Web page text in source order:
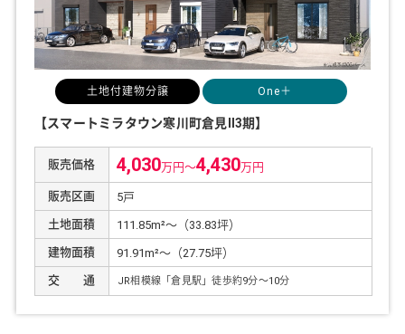
土地付建物分譲 One＋
【スマートミラタウン寒川町倉見Ⅱ3期】
販売価格 4,030万円～4,430万円
販売区画 5戸
土地面積 111.85m²～（33.83坪）
建物面積 91.91m²～（27.75坪）
交 通 JR相模線「倉見駅」徒歩約9分～10分